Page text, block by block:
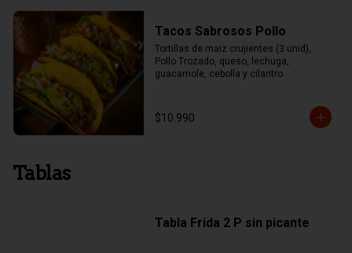
Tacos Sabrosos Pollo
Tortillas de maiz crujientes (3 unid),
Pollo Trozado, queso, lechuga,
guacamole, cebolla y cilantro
$10.990
Tablas
Tabla Frida 2 P sin picante